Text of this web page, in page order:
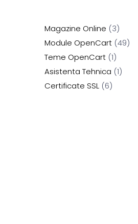
Magazine Online
3
Module OpenCart 49
Teme OpenCart 1
Asistenta Tehnica 1
Certificate SSL 6